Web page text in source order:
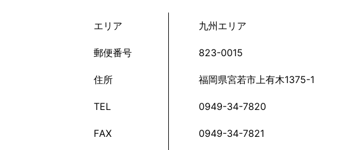
エリア 九州エリア
郵便番号 823-0015
住所 福岡県宮若市上有木1375-1
TEL 0949-34-7820
FAX 0949-34-7821